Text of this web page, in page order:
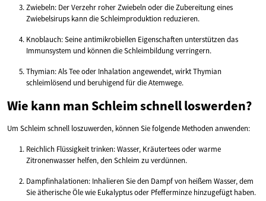
Zwiebeln: Der Verzehr roher Zwiebeln oder die Zubereitung eines
Zwiebelsirups kann die Schleimproduktion reduzieren.
Knoblauch: Seine antimikrobiellen Eigenschaften unterstützen das
Immunsystem und können die Schleimbildung verringern.
Thymian: Als Tee oder Inhalation angewendet, wirkt Thymian
schleimlösend und beruhigend für die Atemwege.
Wie kann man Schleim schnell loswerden?
Um Schleim schnell loszuwerden, können Sie folgende Methoden anwenden:
Reichlich Flüssigkeit trinken: Wasser, Kräutertees oder warme
Zitronenwasser helfen, den Schleim zu verdünnen.
Dampfinhalationen: Inhalieren Sie den Dampf von heißem Wasser, dem
Sie ätherische Öle wie Eukalyptus oder Pfefferminze hinzugefügt haben.